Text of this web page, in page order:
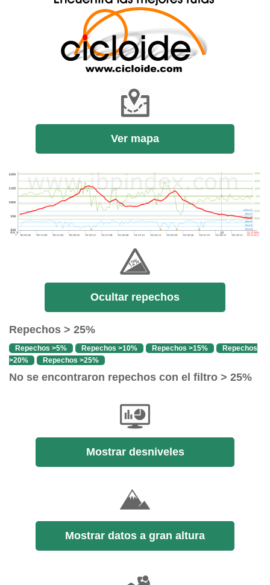
Ver mapa
Ocultar repechos
Repechos > 25%
Repechos >5% Repechos >10% Repechos >15%
Repechos
>20%
Repechos >25%
No se encontraron repechos con el filtro > 25%
Mostrar desniveles
Mostrar datos a gran altura